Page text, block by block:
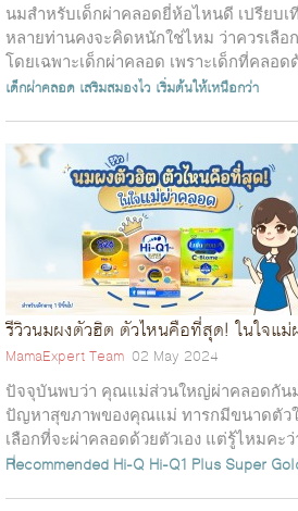
นมสำหรับเด็กผ่าคลอดยี่ห้อไหนดี เปรียบ
หลายท่านคงจะคิดหนักใช่ไหม ว่าควรเลื
โดยเฉพาะเด็กผ่าคลอด เพราะเด็กที่คลอ
หน้าท้องจะมีความต้...
เด็กผ่าคลอด เสริมสมองไว เริ่มต้นให้เหนือกว่า
รีวิวนมผงตัวฮิต ตัวไหนคือที่สุด! ในใจแ
MamaExpert Team 02 May 2024
ปัจจุบันพบว่า คุณแม่ส่วนใหญ่ผ่าคลอดกันม
ปัญหาสุขภาพของคุณแม่ ทารกมีขนาดตัว
เลือกที่จะผ่าคลอดด้วยตัวเอง แต่รู้ไหมคะ
ไม่ได้รับจุ...
Recommended Hi-Q Hi-Q1 Plus Super